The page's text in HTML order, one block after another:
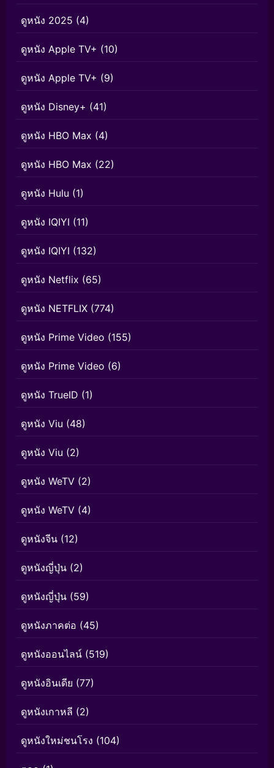
ดูหนัง 2025 (4)
ดูหนัง Apple TV+ (10)
ดูหนัง Apple TV+ (9)
ดูหนัง Disney+ (41)
ดูหนัง HBO Max (4)
ดูหนัง HBO Max (22)
ดูหนัง Hulu (1)
ดูหนัง IQIYI (11)
ดูหนัง IQIYI (132)
ดูหนัง Netflix (65)
ดูหนัง NETFLIX (774)
ดูหนัง Prime Video (155)
ดูหนัง Prime Video (6)
ดูหนัง TrueID (1)
ดูหนัง Viu (48)
ดูหนัง Viu (2)
ดูหนัง WeTV (2)
ดูหนัง WeTV (4)
ดูหนังจีน (12)
ดูหนังญี่ปุ่น (2)
ดูหนังญี่ปุ่น (59)
ดูหนังภาคต่อ (45)
ดูหนังออนไลน์ (519)
ดูหนังอินเดีย (77)
ดูหนังเกาหลี (2)
ดูหนังใหม่ชนโรง (104)